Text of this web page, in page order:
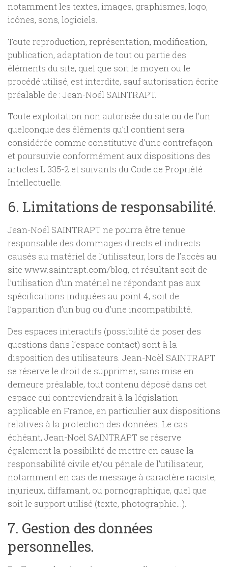
notamment les textes, images, graphismes, logo,
icônes, sons, logiciels.
Toute reproduction, représentation, modification,
publication, adaptation de tout ou partie des
éléments du site, quel que soit le moyen ou le
procédé utilisé, est interdite, sauf autorisation écrite
préalable de : Jean-Noël SAINTRAPT.
Toute exploitation non autorisée du site ou de l’un
quelconque des éléments qu’il contient sera
considérée comme constitutive d’une contrefaçon
et poursuivie conformément aux dispositions des
articles L.335-2 et suivants du Code de Propriété
Intellectuelle.
6. Limitations de responsabilité.
Jean-Noël SAINTRAPT ne pourra être tenue
responsable des dommages directs et indirects
causés au matériel de l’utilisateur, lors de l’accès au
site www.saintrapt.com/blog, et résultant soit de
l’utilisation d’un matériel ne répondant pas aux
spécifications indiquées au point 4, soit de
l’apparition d’un bug ou d’une incompatibilité.
Des espaces interactifs (possibilité de poser des
questions dans l’espace contact) sont à la
disposition des utilisateurs. Jean-Noël SAINTRAPT
se réserve le droit de supprimer, sans mise en
demeure préalable, tout contenu déposé dans cet
espace qui contreviendrait à la législation
applicable en France, en particulier aux dispositions
relatives à la protection des données. Le cas
échéant, Jean-Noël SAINTRAPT se réserve
également la possibilité de mettre en cause la
responsabilité civile et/ou pénale de l’utilisateur,
notamment en cas de message à caractère raciste,
injurieux, diffamant, ou pornographique, quel que
soit le support utilisé (texte, photographie…).
7. Gestion des données
personnelles.